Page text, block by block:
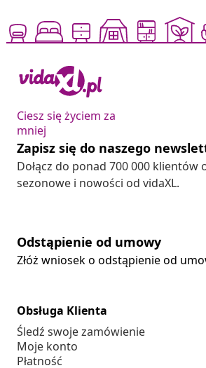
Ciesz się życiem za
mniej
Zapisz się do naszego
Dołącz do ponad 700 000
sezonowe i nowości od vidaXL.
Odstąpienie od umowy
Złóż wniosek o odstąpienie od
Obsługa Klienta
Śledź swoje zamówienie
Moje konto
Płatność